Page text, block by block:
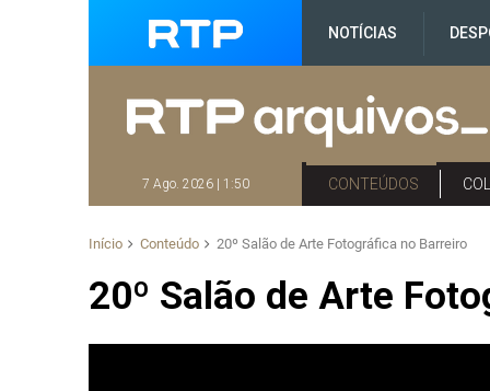
NOTÍCIAS
7 Ago. 2026 | 1:50 CONTEÚDOS
Início Conteúdo 20º Salão de Arte Fotográfica no Barreiro
20º Salão de Arte